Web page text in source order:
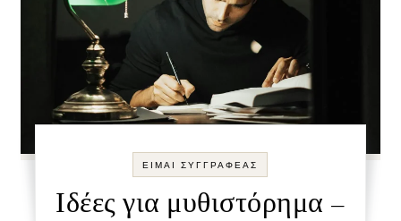
ΕΙΜΑΙ ΣΥΓΓΡΑΦΕΑΣ
Ιδέες για μυθιστόρημα –